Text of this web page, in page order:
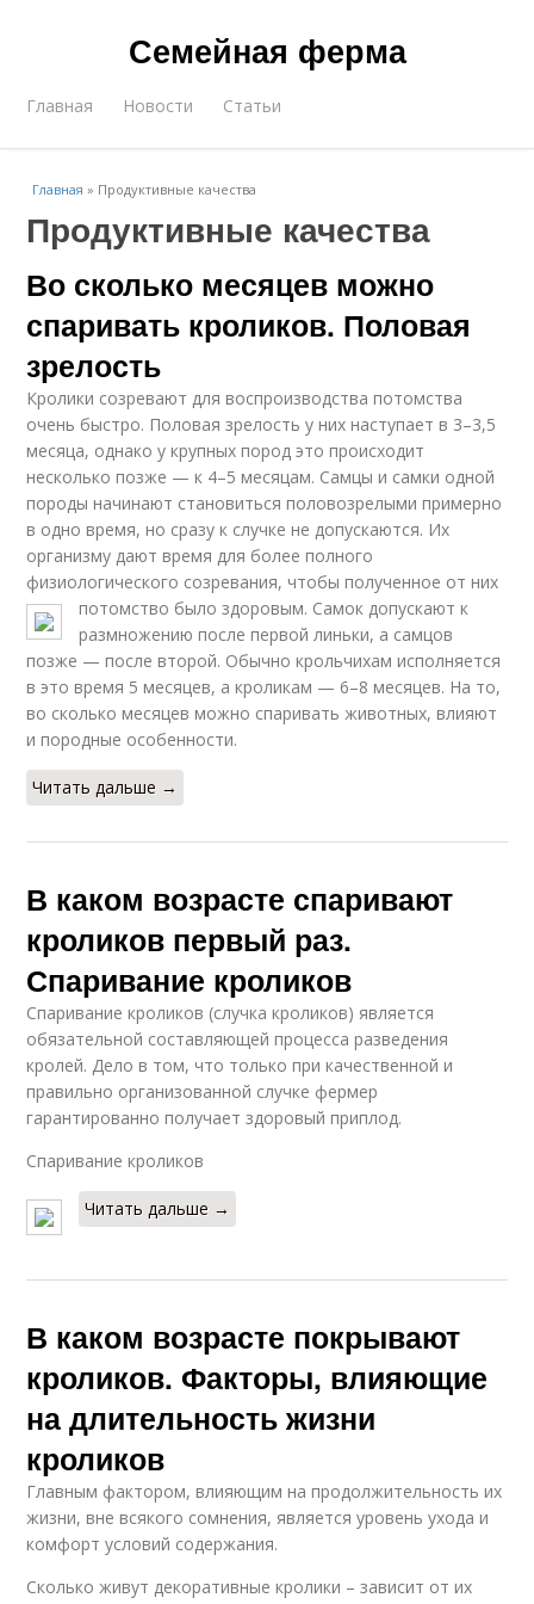
Семейная ферма
Главная Новости Статьи
Главная » Продуктивные качества
Продуктивные качества
Во сколько месяцев можно
спаривать кроликов. Половая
зрелость
Кролики созревают для воспроизводства потомства
очень быстро. Половая зрелость у них наступает в 3–3,5
месяца, однако у крупных пород это происходит
несколько позже — к 4–5 месяцам. Самцы и самки одной
породы начинают становиться половозрелыми примерно
в одно время, но сразу к случке не допускаются. Их
организму дают время для более полного
физиологического созревания, чтобы полученное от них
потомство было здоровым. Самок допускают к
размножению после первой линьки, а самцов
позже — после второй. Обычно крольчихам исполняется
в это время 5 месяцев, а кроликам — 6–8 месяцев. На то,
во сколько месяцев можно спаривать животных, влияют
и породные особенности.
Читать дальше →
В каком возрасте спаривают
кроликов первый раз.
Спаривание кроликов
Спаривание кроликов (случка кроликов) является
обязательной составляющей процесса разведения
кролей. Дело в том, что только при качественной и
правильно организованной случке фермер
гарантированно получает здоровый приплод.
Спаривание кроликов
Читать дальше →
В каком возрасте покрывают
кроликов. Факторы, влияющие
на длительность жизни
кроликов
Главным фактором, влияющим на продолжительность их
жизни, вне всякого сомнения, является уровень ухода и
комфорт условий содержания.
Сколько живут декоративные кролики – зависит от их